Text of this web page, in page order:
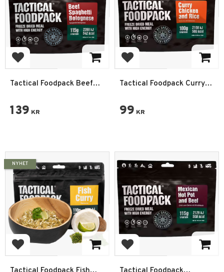
Lägg till i favoriter
Tactical Foodpack Beef
139 KR
Lägg till i favoriter
Tactical Foodpack Curry
99 KR
Lägg till i favoriter
NYHET
Lägg till i favoriter